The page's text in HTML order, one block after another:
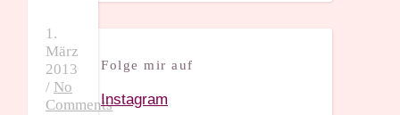
1.
März
2013
/ No
Comments
Folge mir auf
Instagram